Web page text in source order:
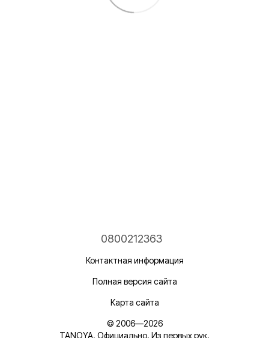
0800212363
Контактная информация
Полная версия сайта
Карта сайта
© 2006—2026
TANOYA. Официально. Из первых рук.